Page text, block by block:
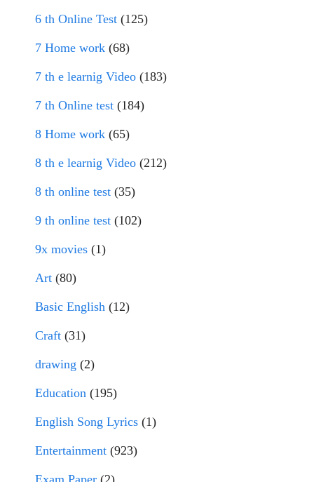
6 th Online Test (125)
7 Home work (68)
7 th e learnig Video (183)
7 th Online test (184)
8 Home work (65)
8 th e learnig Video (212)
8 th online test (35)
9 th online test (102)
9x movies (1)
Art (80)
Basic English (12)
Craft (31)
drawing (2)
Education (195)
English Song Lyrics (1)
Entertainment (923)
Exam Paper (2)